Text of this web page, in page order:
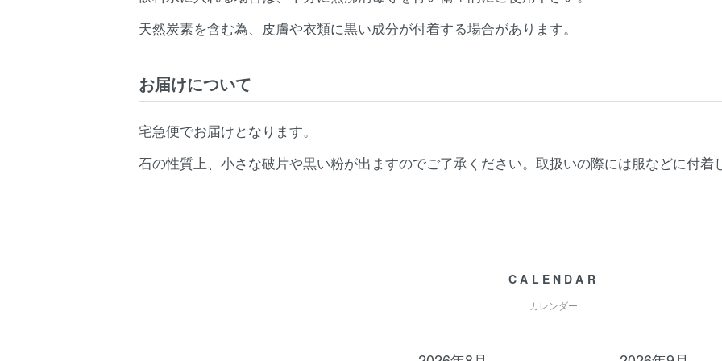
天然炭素を含む為、皮膚や衣類に黒い成分が付着する場合があります。
お届けについて
宅急便でお届けとなります。
石の性質上、小さな破片や黒い粉が出ますのでご了承ください。取扱いの際には服などに付着
CALENDAR
カレンダー